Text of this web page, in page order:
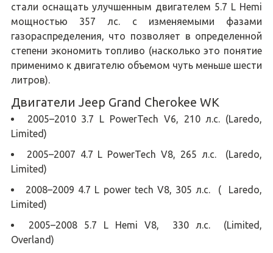
стали оснащать улучшенным двигателем 5.7 L Hemi
мощностью 357 лс. с изменяемыми фазами
газораспределения, что позволяет в определенной
степени экономить топливо (насколько это понятие
применимо к двигателю объемом чуть меньше шести
литров).
Двигатели Jeep Grand Cherokee WK
2005–2010 3.7 L PowerTech V6, 210 л.с. (Laredo,
Limited)
2005–2007 4.7 L PowerTech V8, 265 л.с. (Laredo,
Limited)
2008–2009 4.7 L power tech V8, 305 л.с. ( Laredo,
Limited)
2005–2008 5.7 L Hemi V8, 330 л.с. (Limited,
Overland)